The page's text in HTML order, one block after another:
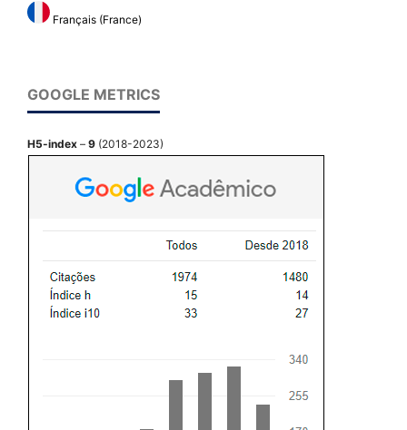
Français (France)
GOOGLE METRICS
H5-index – 9 (2018-2023)